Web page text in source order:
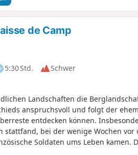
de Camp
5:30 Std.
Schwer
Landschaften die
anspruchsvoll und folgt der
entdecken können.
stattfand, bei der wenige Wochen vor
Soldaten ums Leben kamen.